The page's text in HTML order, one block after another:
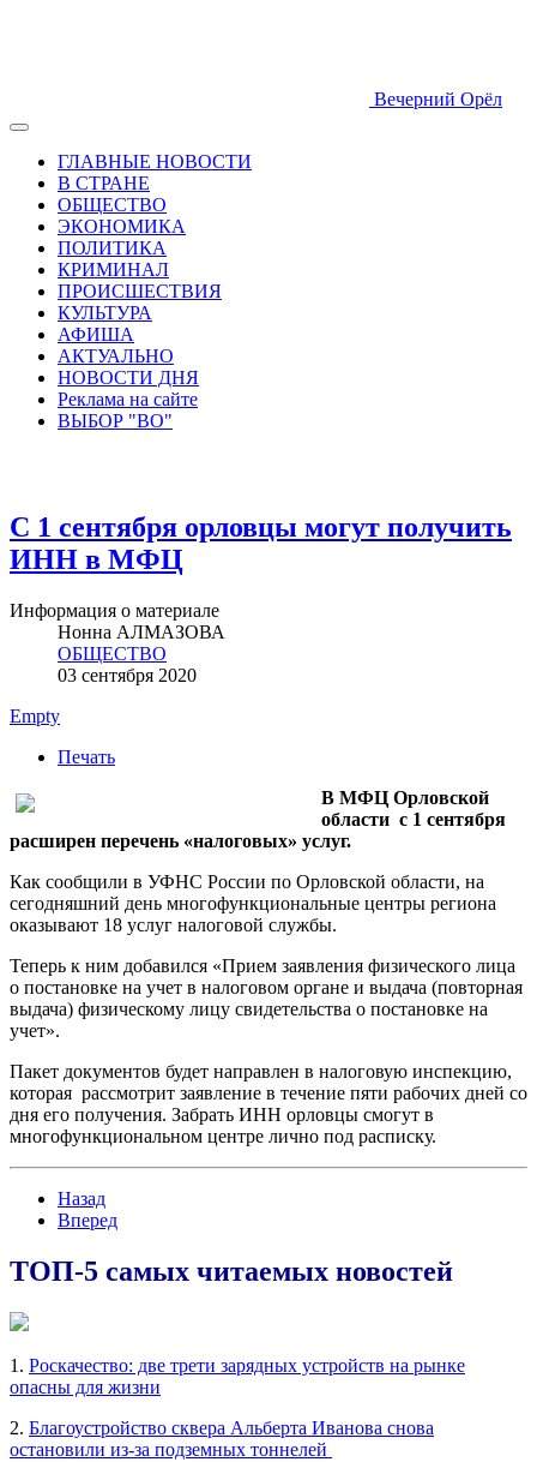
Вечерний Орёл
ГЛАВНЫЕ НОВОСТИ
В СТРАНЕ
ОБЩЕСТВО
ЭКОНОМИКА
ПОЛИТИКА
КРИМИНАЛ
ПРОИСШЕСТВИЯ
КУЛЬТУРА
АФИША
АКТУАЛЬНО
НОВОСТИ ДНЯ
Реклама на сайте
ВЫБОР "ВО"
С 1 сентября орловцы могут получить
ИНН в МФЦ
Информация о материале
Нонна АЛМАЗОВА
ОБЩЕСТВО
03 сентября 2020
Empty
Печать
В МФЦ Орловской
области с 1 сентября
расширен перечень «налоговых» услуг.
Как сообщили в УФНС России по Орловской области, на
сегодняшний день многофункциональные центры региона
оказывают 18 услуг налоговой службы.
Теперь к ним добавился «Прием заявления физического лица
о постановке на учет в налоговом органе и выдача (повторная
выдача) физическому лицу свидетельства о постановке на
учет».
Пакет документов будет направлен в налоговую инспекцию,
которая рассмотрит заявление в течение пяти рабочих дней со
дня его получения. Забрать ИНН орловцы смогут в
многофункциональном центре лично под расписку.
Назад
Вперед
ТОП-5 самых читаемых новостей
1. Роскачество: две трети зарядных устройств на рынке
опасны для жизни
2. Благоустройство сквера Альберта Иванова снова
остановили из-за подземных тоннелей